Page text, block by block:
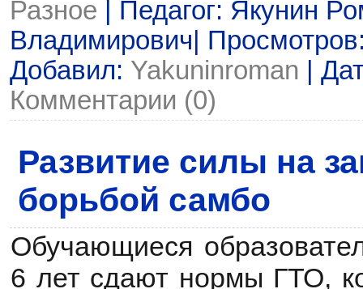
Разное | Педагог: Якунин
Владимирович|
Добавил: Yakuninroman |
Комментарии (0)
Развитие силы на
борьбой самбо
Обучающиеся
6 лет сдают нормы ГТО,